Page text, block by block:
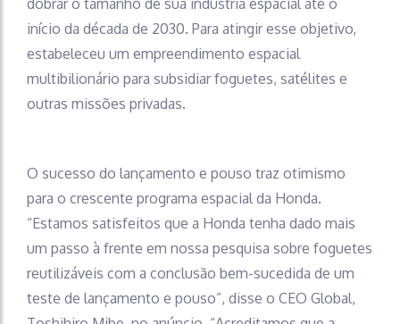
início da década de 2030. Para atingir esse objetivo,
estabeleceu um empreendimento espacial
multibilionário para subsidiar foguetes, satélites e
outras missões privadas.
O sucesso do lançamento e pouso traz otimismo
para o crescente programa espacial da Honda.
“Estamos satisfeitos que a Honda tenha dado mais
um passo à frente em nossa pesquisa sobre foguetes
reutilizáveis ​​com a conclusão bem-sucedida de um
teste de lançamento e pouso”, disse o CEO Global,